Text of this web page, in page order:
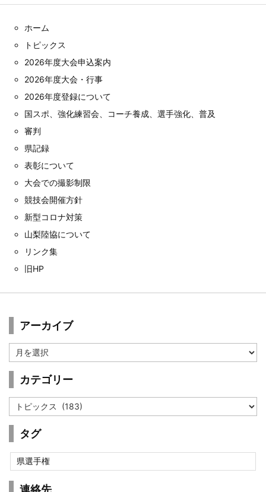
ホーム
トピックス
2026年度大会申込案内
2026年度大会・行事
2026年度登録について
国スポ、強化練習会、コーチ養成、選手強化、普及
審判
県記録
表彰について
大会での撮影制限
競技会開催方針
新型コロナ対策
山梨陸協について
リンク集
旧HP
アーカイブ
ー
カ
カテゴリー
テ
ゴ
タグ
県選手権